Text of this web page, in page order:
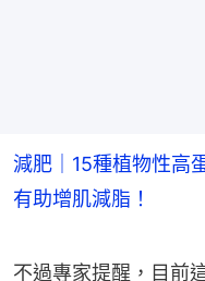
減肥｜15種植物性高
有助增肌減脂！
不過專家提醒，目前